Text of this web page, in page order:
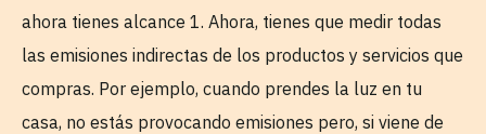
ahora tienes alcance 1. Ahora, tienes que medir todas
las emisiones indirectas de los productos y servicios que
compras. Por ejemplo, cuando prendes la luz en tu
casa, no estás provocando emisiones pero, si viene de